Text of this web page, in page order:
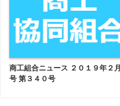
商工組合ニュース ２０１９年２月
号 第３４０号